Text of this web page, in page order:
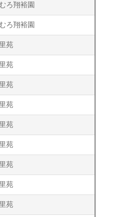
ろ翔裕園
ろ翔裕園
苑
苑
苑
苑
苑
苑
苑
苑
苑